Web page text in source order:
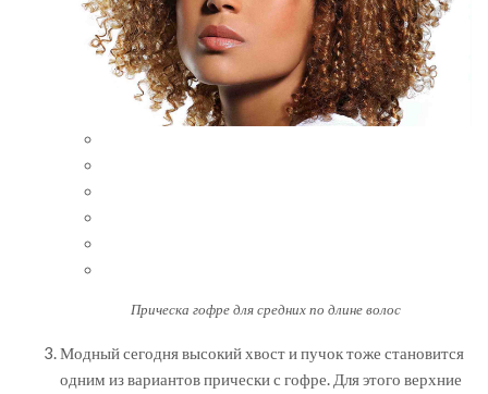
Прическа гофре для средних по длине волос
Модный сегодня высокий хвост и пучок тоже становится
одним из вариантов прически с гофре. Для этого верхние